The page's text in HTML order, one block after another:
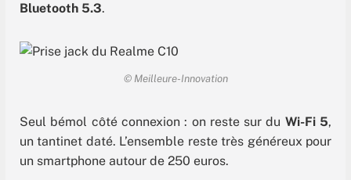
Bluetooth 5.3.
© Meilleure-Innovation
Seul bémol côté connexion : on reste sur du Wi-Fi 5,
un tantinet daté. L’ensemble reste très généreux pour
un smartphone autour de 250 euros.